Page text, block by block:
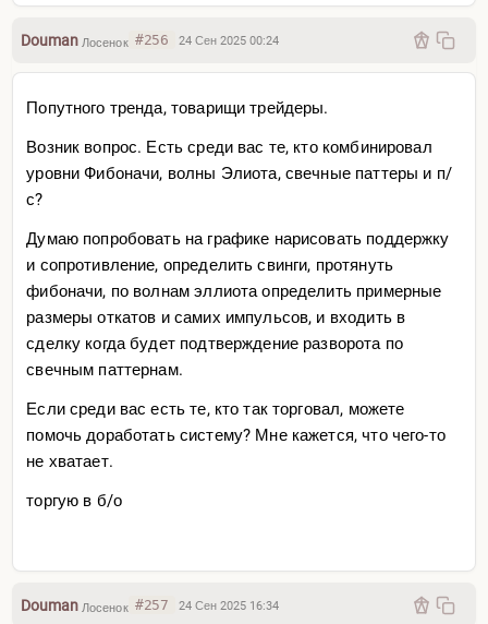
DoumanЛосенок #256 24 Сен 2025 00:24
Попутного тренда, товарищи трейдеры.
Возник вопрос. Есть среди вас те, кто комбинировал
уровни Фибоначи, волны Элиота, свечные паттеры и п/
с?
Думаю попробовать на графике нарисовать поддержку
и сопротивление, определить свинги, протянуть
фибоначи, по волнам эллиота определить примерные
размеры откатов и самих импульсов, и входить в
сделку когда будет подтверждение разворота по
свечным паттернам.
Если среди вас есть те, кто так торговал, можете
помочь доработать систему? Мне кажется, что чего-то
не хватает.
торгую в б/о
DoumanЛосенок #257 24 Сен 2025 16:34